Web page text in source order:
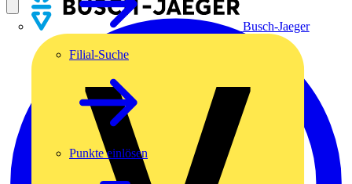
Busch-Jaeger
Filial-Suche
Punkte einlösen